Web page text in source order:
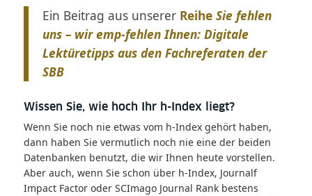
Ein Beitrag aus unserer Reihe Sie fehlen
uns – wir emp-fehlen Ihnen: Digitale
Lektüretipps aus den Fachreferaten der
SBB
Wissen Sie, wie hoch Ihr h-Index liegt?
Wenn Sie noch nie etwas vom h-Index gehört haben,
dann haben Sie vermutlich noch nie eine der beiden
Datenbanken benutzt, die wir Ihnen heute vorstellen.
Aber auch, wenn Sie schon über h-Index, Journalf
Impact Factor oder SCImago Journal Rank bestens